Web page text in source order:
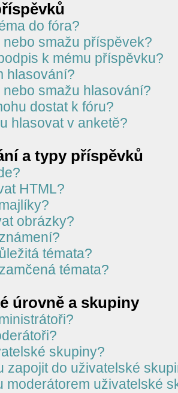
do fóra?
smažu příspěvek?
k mému příspěvku?
hlasování?
smažu hlasování?
dostat k fóru?
hlasovat v anketě?
a typy příspěvků
HTML?
obrázky?
témata?
témata?
úrovně a skupiny
skupiny?
zapojit do uživatelské
moderátorem uživatelské